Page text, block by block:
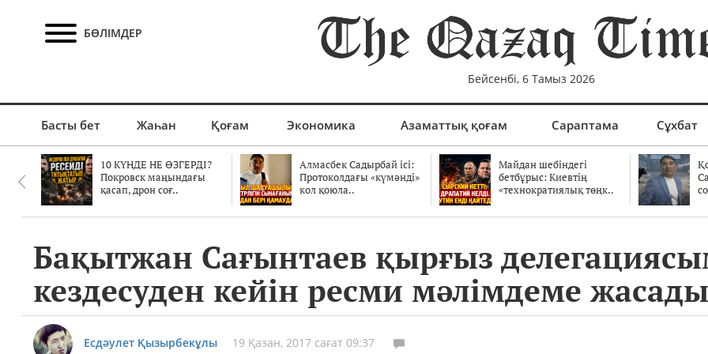
БӨЛІМДЕР
Бейсенбі, 6 Тамыз 2026
Басты бет Жаһан Қоғам Экономика Азаматтық қоғам Сараптама Сұхбат
10 КҮНДЕ НЕ ӨЗГЕРДІ?
Покровск маңындағы
қасап, дрон соғ..
Алмасбек Садырбай ісі:
Протоколдағы «күмәнді»
кол қоюла..
Майдан шебіндегі
бетбұрыс: Киевтің
«технократиялық төңк..
Бақытжан Сағынтаев қырғыз
кездесуден кейін ресми мәлімдеме
Есдәулет Қызырбекұлы 19 Қазан, 2017 сағат 09:37